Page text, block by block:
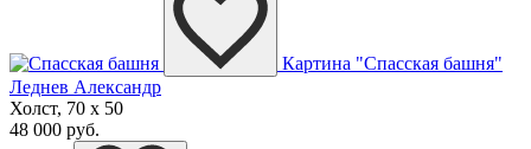
Картина "Спасская башня"
Леднев Александр
Холст, 70 x 50
48 000 руб.